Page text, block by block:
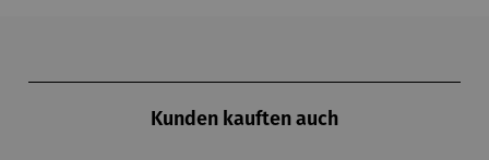
Kunden kauften auch